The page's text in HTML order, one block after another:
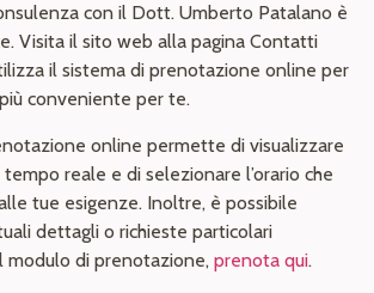
con il Dott. Umberto Patalano è
Visita il sito web alla pagina Contatti
il sistema di prenotazione online per
conveniente per te.
online permette di visualizzare
reale e di selezionare l’orario che
tue esigenze. Inoltre, è possibile
dettagli o richieste particolari
di prenotazione, prenota qui.